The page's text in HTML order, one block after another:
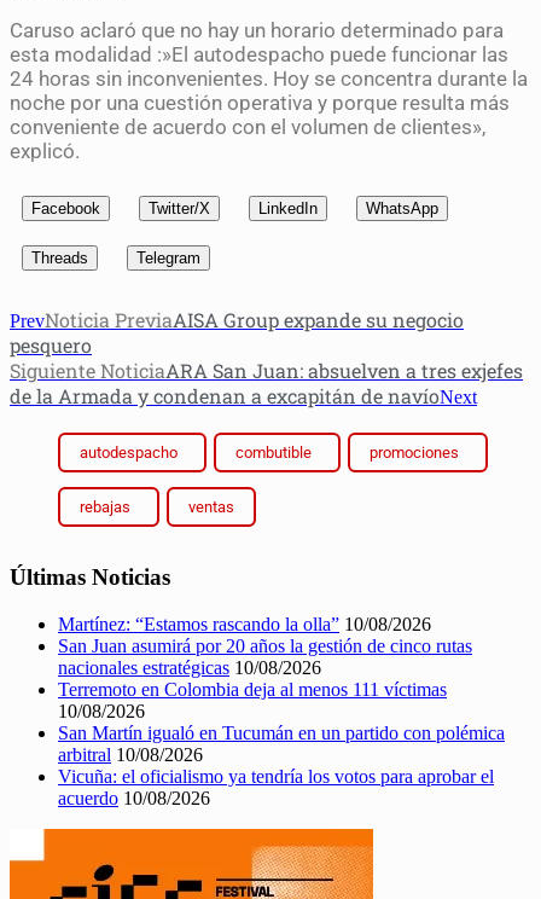
Caruso aclaró que no hay un horario determinado para
esta modalidad :»El autodespacho puede funcionar las
24 horas sin inconvenientes. Hoy se concentra durante la
noche por una cuestión operativa y porque resulta más
conveniente de acuerdo con el volumen de clientes»,
explicó.
Facebook Twitter/X LinkedIn WhatsApp
Threads Telegram
PrevNoticia PreviaAISA Group expande su negocio
pesquero
Siguiente NoticiaARA San Juan: absuelven a tres exjefes
de la Armada y condenan a excapitán de navíoNext
autodespacho combutible promociones
rebajas ventas
Últimas Noticias
Martínez: “Estamos rascando la olla” 10/08/2026
San Juan asumirá por 20 años la gestión de cinco rutas
nacionales estratégicas 10/08/2026
Terremoto en Colombia deja al menos 111 víctimas
10/08/2026
San Martín igualó en Tucumán en un partido con polémica
arbitral 10/08/2026
Vicuña: el oficialismo ya tendría los votos para aprobar el
acuerdo 10/08/2026